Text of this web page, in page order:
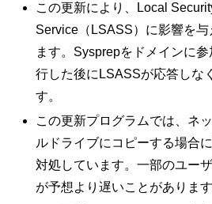
この更新により、Local
Service（LSASS）に影響を
ます。Sysprepをドメインに
行した後にLSASSが応答しな
す。
この更新プログラムでは、ネ
ルドライブにコピーする場合
対処しています。一部のユー
が予想より遅いことがあります